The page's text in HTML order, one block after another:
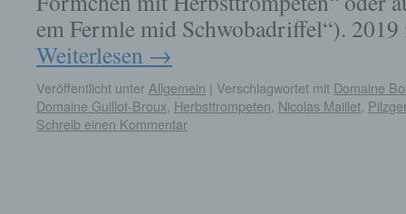
em Fermle mid Schwobadriffel“).
Weiterlesen →
Veröffentlicht unter Allgemein | Verschlagwortet mit Domaine
Domaine Guillot-Broux Herbsttrompeten Nicolas Maillet
Schreib einen Kommentar